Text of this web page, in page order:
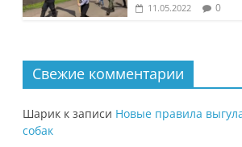
11.05.2022 0
Свежие комментарии
Шарик к записи Новые правила
собак